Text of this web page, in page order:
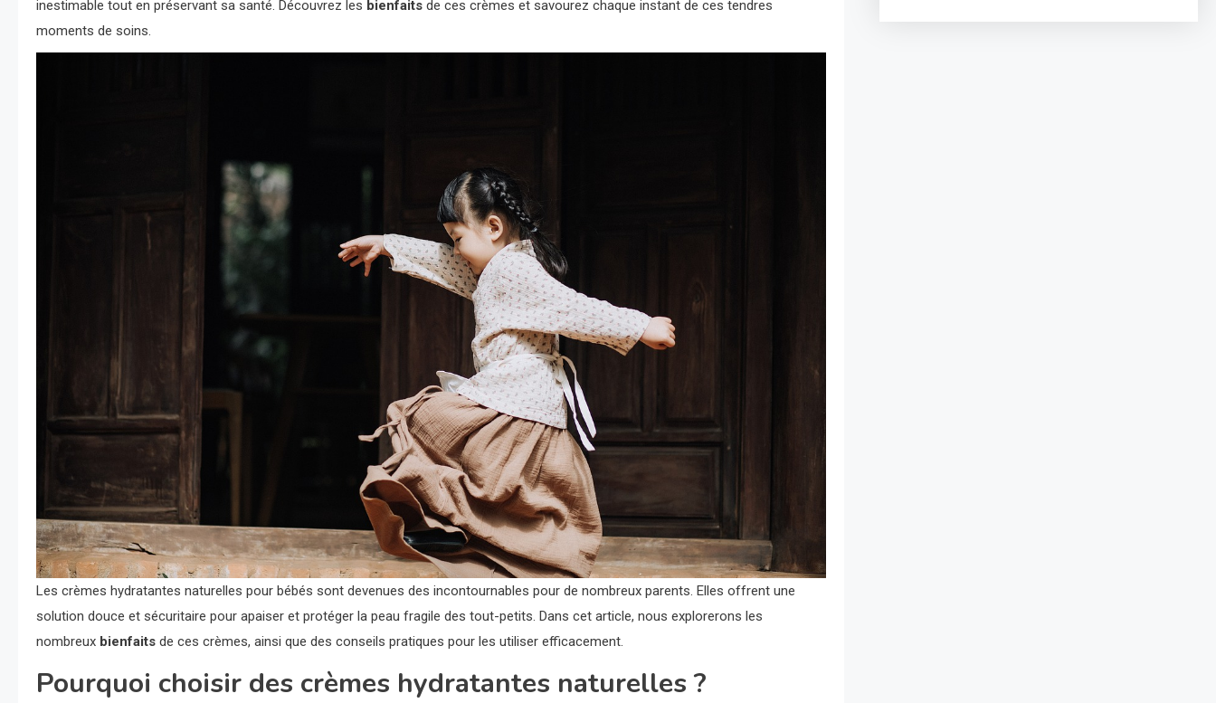
inestimable tout en préservant sa santé. Découvrez les bienfaits de ces crèmes et savourez chaque instant de ces tendres
moments de soins.
Les crèmes hydratantes naturelles pour bébés sont devenues des incontournables pour de nombreux parents. Elles offrent une
solution douce et sécuritaire pour apaiser et protéger la peau fragile des tout-petits. Dans cet article, nous explorerons les
nombreux bienfaits de ces crèmes, ainsi que des conseils pratiques pour les utiliser efficacement.
Pourquoi choisir des crèmes hydratantes naturelles ?